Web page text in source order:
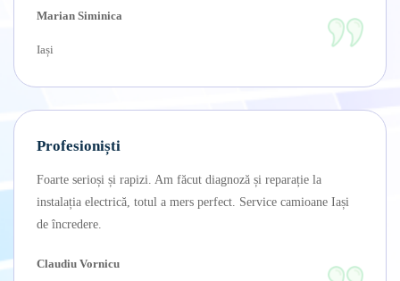
Marian Siminica
Iași
Profesioniști
Foarte serioși și rapizi. Am făcut diagnoză și reparație la
instalația electrică, totul a mers perfect. Service camioane Iași
de încredere.
Claudiu Vornicu